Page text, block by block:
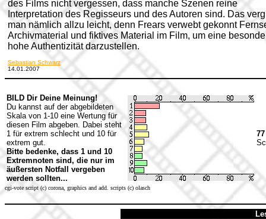
des Films nicht vergessen, dass manche Szenen reine
Interpretation des Regisseurs und des Autoren sind. Das
man nämlich allzu leicht, denn Frears verwebt gekonnt
Archivmaterial und fiktives Material im Film, um eine
hohe Authentizität darzustellen.
Sebastian Schwarz
14.01.2007
BILD Dir Deine Meinung!
Du kannst auf der abgebildeten
Skala von 1-10 eine Wertung für
diesen Film abgeben. Dabei steht
1 für extrem schlecht und 10 für
extrem gut.
Bitte bedenke, dass 1 und 10
Extremnoten sind, die nur im
äußersten Notfall vergeben
werden sollten...
77
cgi-vote script (c) corona, graphics and add. scripts (c) olasch